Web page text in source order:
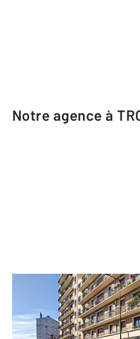
Notre agence à
CENTURY 21
14 boulevard